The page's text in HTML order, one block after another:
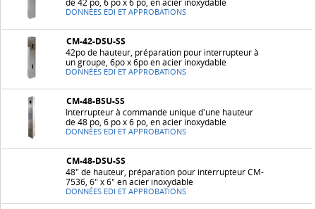
DONNÉES EDI ET APPROBATIONS
CM-42-DSU-SS
42po de hauteur, préparation pour interrupteur à
un groupe, 6po x 6po en acier inoxydable
DONNÉES EDI ET APPROBATIONS
CM-48-BSU-SS
Interrupteur à commande unique d'une hauteur
de 48 po, 6 po x 6 po, en acier inoxydable
DONNÉES EDI ET APPROBATIONS
CM-48-DSU-SS
48" de hauteur, préparation pour interrupteur CM-
7536, 6" x 6" en acier inoxydable
DONNÉES EDI ET APPROBATIONS